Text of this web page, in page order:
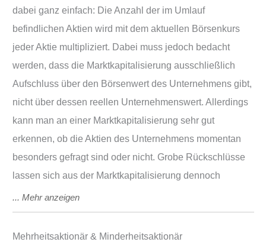
dabei ganz einfach: Die Anzahl der im Umlauf
befindlichen Aktien wird mit dem aktuellen Börsenkurs
jeder Aktie multipliziert. Dabei muss jedoch bedacht
werden, dass die Marktkapitalisierung ausschließlich
Aufschluss über den Börsenwert des Unternehmens gibt,
nicht über dessen reellen Unternehmenswert. Allerdings
kann man an einer Marktkapitalisierung sehr gut
erkennen, ob die Aktien des Unternehmens momentan
besonders gefragt sind oder nicht. Grobe Rückschlüsse
lassen sich aus der Marktkapitalisierung dennoch
Mehrheitsaktionär & Minderheitsaktionär